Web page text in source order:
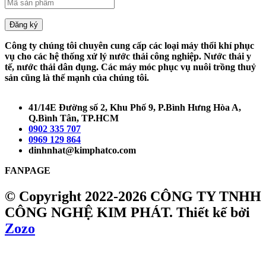
Đăng ký
Công ty chúng tôi chuyên cung cấp các loại máy thổi khí phục
vụ cho các hệ thống xử lý nước thải công nghiệp. Nước thải y
tế, nước thải dân dụng. Các máy móc phục vụ nuôi trồng thuỷ
sản cũng là thế mạnh của chúng tôi.
41/14E Đường số 2, Khu Phố 9, P.Bình Hưng Hòa A,
Q.Bình Tân, TP.HCM
0902 335 707
0969 129 864
dinhnhat@kimphatco.com
FANPAGE
© Copyright 2022-2026 CÔNG TY TNHH
CÔNG NGHỆ KIM PHÁT. Thiết kế bởi
Zozo